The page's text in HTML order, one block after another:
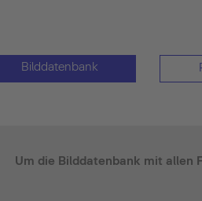
Bilddatenbank
Um die Bilddatenbank mit allen